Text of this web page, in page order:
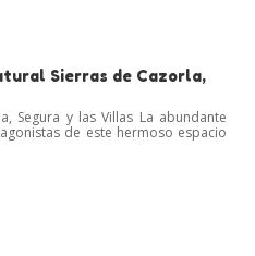
Sierras de Cazorla,
Segura y las Villas La abundante
de este hermoso espacio